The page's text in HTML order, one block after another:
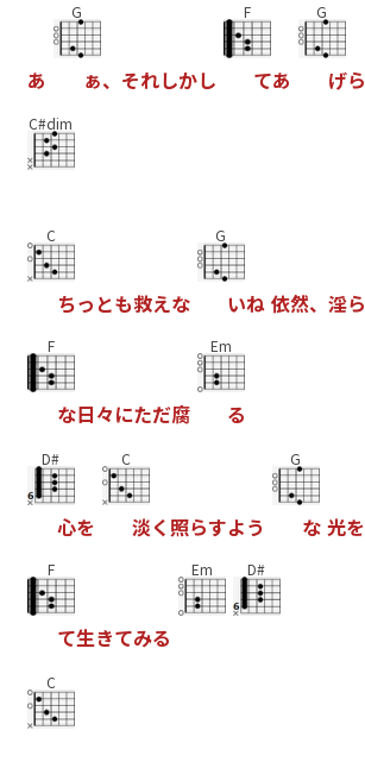
あ
G
ぁ、 それしかし
F
てあ
G
げら
C#dim
C
ちっ とも救えな
G
いね 依然、 淫ら
F
な日々にただ腐
Em
る
D#
心を
C
淡く 照らすよう
G
な 光を
F
て生きてみる
Em D#
C